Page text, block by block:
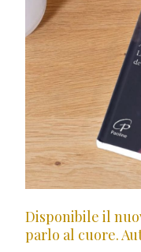
Disponibile il
parlo al cuore.